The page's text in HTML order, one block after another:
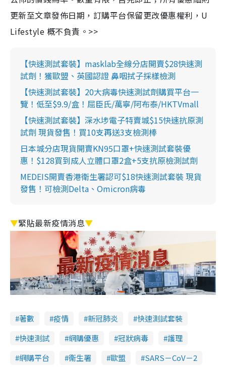
更新至文章發佈日期，訂購平台保留更改優惠權利，U
Lifestyle 概不負責。>>
【快速測試套裝】masklab全線分店開賣$28快速測
試劑！獲歐盟、英國認證 鼻咽拭子採樣檢測
【快速測試套裝】20大病毒快速測試劑購買平台一
覽！低至$9.9/盒！屈臣氏/萬寧/阿布泰/HKTVmall
【快速測試套裝】深水埗電子特賣城$15快速抗原測
試劑 現貨發售！買10支再送3支檢測棒
日本城分店現貨開賣KN95口罩+快速測試套裝優
惠！$128買到成人立體口罩2盒+5支抗原檢測試劑
MEDEIS開賣香港衛生署認可$18快速測試套裝 現貨
發售！可檢測Delta、Omicron病毒
▼緊貼最新疫情消息▼
著數 疫情 新冠肺炎
快速測試套裝
快速測試
網購優惠 冠狀病毒
護理
網購平台
衞生署 歐盟 SARS－CoV－2